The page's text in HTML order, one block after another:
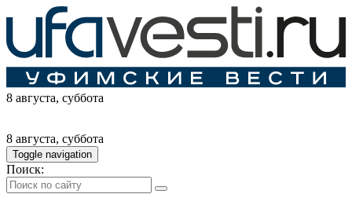
8 августа, суббота
8 августа, суббота
Toggle navigation
Поиск: